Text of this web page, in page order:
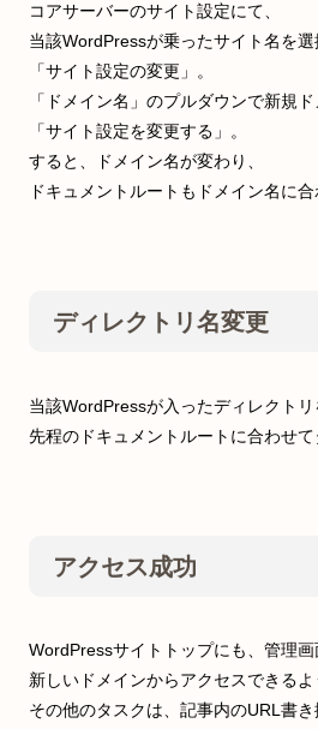
コアサーバーのサイト設定にて、
当該WordPressが乗ったサイト名を選
「サイト設定の変更」。
「ドメイン名」のプルダウンで新規ド
「サイト設定を変更する」。
すると、ドメイン名が変わり、
ドキュメントルートもドメイン名に合
ディレクトリ名変更
当該WordPressが入ったディレクトリ
先程のドキュメントルートに合わせて
アクセス成功
WordPressサイトトップにも、管理画
新しいドメインからアクセスできるよ
その他のタスクは、記事内のURL書き